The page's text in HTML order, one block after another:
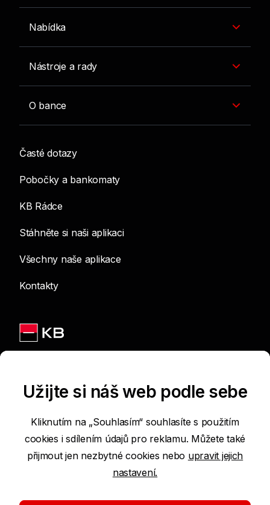
Nabídka
Nástroje a rady
O bance
Časté dotazy
Pobočky a bankomaty
KB Rádce
Stáhněte si naši aplikaci
Všechny naše aplikace
Kontakty
Podmínky používání internetových stránek
Prohlášení o přístupnosti
Užijte si náš web podle sebe
Kliknutím na „Souhlasím“ souhlasíte s použitím
cookies i sdílením údajů pro reklamu. Můžete také
přijmout jen nezbytné cookies nebo upravit jejich
nastavení.